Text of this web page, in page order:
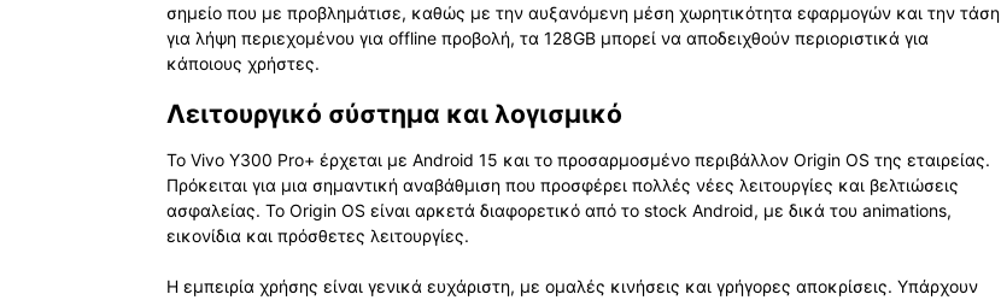
σημείο που με προβλημάτισε, καθώς με την αυξανόμενη μέση χωρητικότητα εφαρμογών και την τάση
για λήψη περιεχομένου για offline προβολή, τα 128GB μπορεί να αποδειχθούν περιοριστικά για
κάποιους χρήστες.
Λειτουργικό σύστημα και λογισμικό
Το Vivo Y300 Pro+ έρχεται με Android 15 και το προσαρμοσμένο περιβάλλον Origin OS της εταιρείας.
Πρόκειται για μια σημαντική αναβάθμιση που προσφέρει πολλές νέες λειτουργίες και βελτιώσεις
ασφαλείας. Το Origin OS είναι αρκετά διαφορετικό από το stock Android, με δικά του animations,
εικονίδια και πρόσθετες λειτουργίες.
Η εμπειρία χρήσης είναι γενικά ευχάριστη, με ομαλές κινήσεις και γρήγορες αποκρίσεις. Υπάρχουν